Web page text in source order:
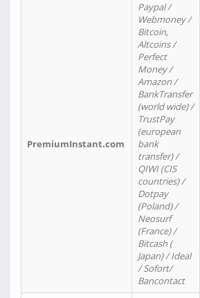
PremiumInstant.com
Paypal /
Webmoney /
Bitcoin,
Altcoins /
Perfect
Money /
Amazon /
BankTransfer
(world wide) /
TrustPay
(european
bank
transfer) /
QIWI (CIS
countries) /
Dotpay
(Poland) /
Neosurf
(France) /
Bitcash (
Japan) / Ideal
/ Sofort/
Bancontact